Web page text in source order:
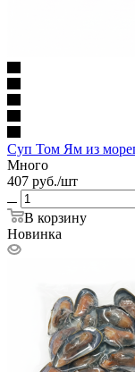
Суп Том Ям из
Много
407 руб./шт
В корзину
Новинка